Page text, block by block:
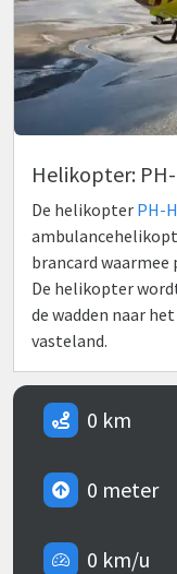
Helikopter:
De helikopter PH-
brancard
De helikopter
de wadden naar
vasteland.
0 km
0 meter
0 km/u